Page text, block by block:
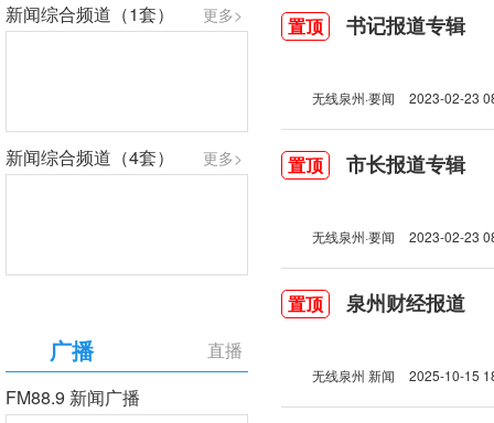
更多>
新闻综合频道（1套）
更多>
新闻综合频道（4套）
直播
广播
FM88.9 新闻广播
置顶 书记报道专辑
无线泉州·要闻 2023-02-23
置顶 市长报道专辑
无线泉州·要闻 2023-02-23
置顶 泉州财经报道
无线泉州 新闻 2025-10-15